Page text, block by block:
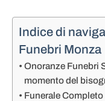
Indice di
Funebri Monza
Onoranze Funebri
momento del
Funerale Completo